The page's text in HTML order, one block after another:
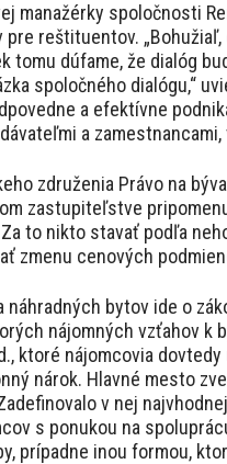
manažérky spoločnosti
pre reštituentov.
tomu dúfame, že dialóg
spoločného dialógu,“
a efektívne
a
združenia Právo na
zastupiteľstve
to nikto stavať podľa
zmenu cenových
náhradných bytov ide o
nájomných vzťahov k
ktoré nájomcovia
nárok. Hlavné mesto
v nej
s ponukou na
prípadne inou formou,